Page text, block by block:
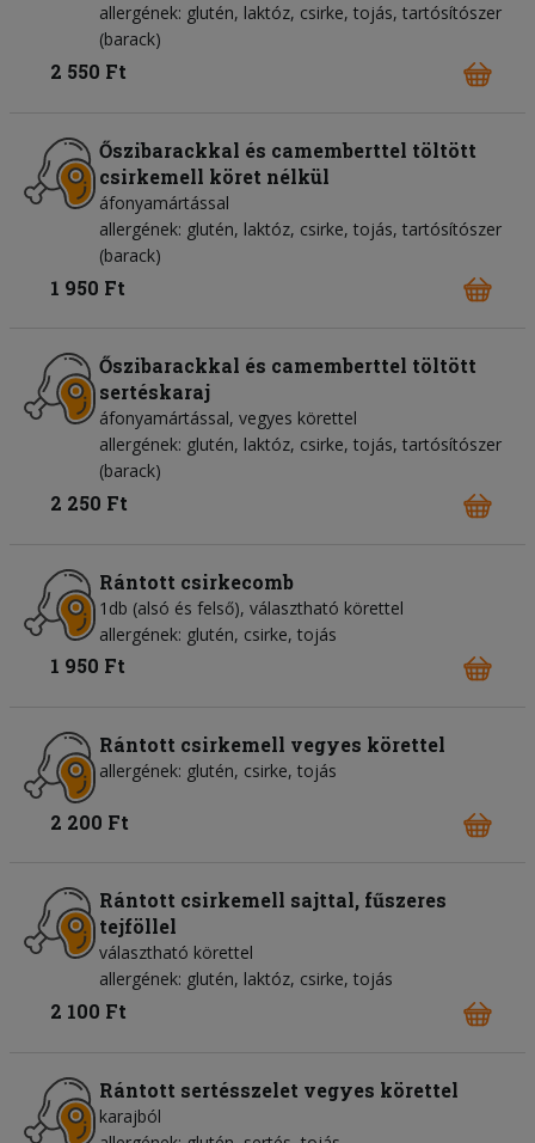
allergének: glutén, laktóz, csirke, tojás, tartósítószer
(barack)
2 550 Ft
Őszibarackkal és camemberttel töltött
csirkemell köret nélkül
áfonyamártással
allergének: glutén, laktóz, csirke, tojás, tartósítószer
(barack)
1 950 Ft
Őszibarackkal és camemberttel töltött
sertéskaraj
áfonyamártással, vegyes körettel
allergének: glutén, laktóz, csirke, tojás, tartósítószer
(barack)
2 250 Ft
Rántott csirkecomb
1db (alsó és felső), választható körettel
allergének: glutén, csirke, tojás
1 950 Ft
Rántott csirkemell vegyes körettel
allergének: glutén, csirke, tojás
2 200 Ft
Rántott csirkemell sajttal, fűszeres
tejföllel
választható körettel
allergének: glutén, laktóz, csirke, tojás
2 100 Ft
Rántott sertésszelet vegyes körettel
karajból